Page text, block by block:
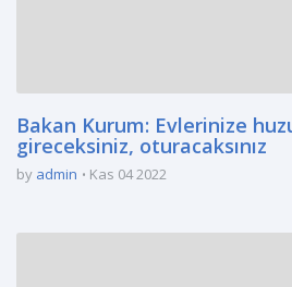
Bakan Kurum: Evlerinize
gireceksiniz, oturacaksınız
by admin Kas 04 2022